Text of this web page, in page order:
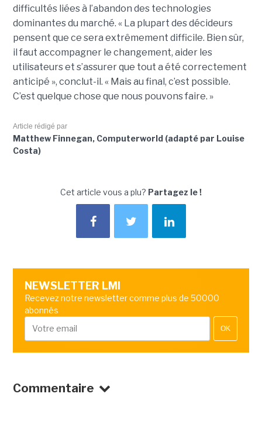
difficultés liées à l’abandon des technologies
dominantes du marché. « La plupart des décideurs
pensent que ce sera extrêmement difficile. Bien sûr,
il faut accompagner le changement, aider les
utilisateurs et s’assurer que tout a été correctement
anticipé », conclut-il. « Mais au final, c’est possible.
C’est quelque chose que nous pouvons faire. »
Article rédigé par
Matthew Finnegan, Computerworld (adapté par Louise
Costa)
Cet article vous a plu? Partagez le !
NEWSLETTER LMI
Recevez notre newsletter comme plus de 50000
abonnés
OK
Commentaire